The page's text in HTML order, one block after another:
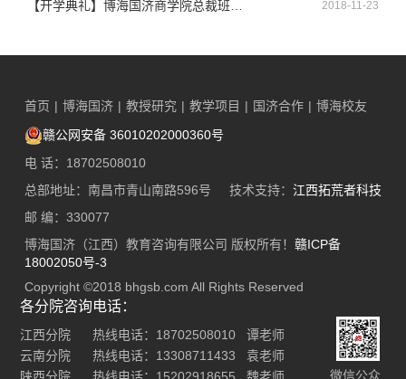
2018-11-23
首页 | 博海国济 | 教授研究 | 教学项目 | 国济合作 | 博海校友
赣公网安备 36010202000360号
电 话：18702508010
总部地址：南昌市青山南路596号 技术支持：江西拓荒者科技
邮 编：330077
博海国济（江西）教育咨询有限公司 版权所有！赣ICP备
18002050号-3
Copyright ©2018 bhgsb.com All Rights Reserved
各分院咨询电话：
江西分院 热线电话：18702508010 谭老师
云南分院 热线电话：13308711433 袁老师
微信公众